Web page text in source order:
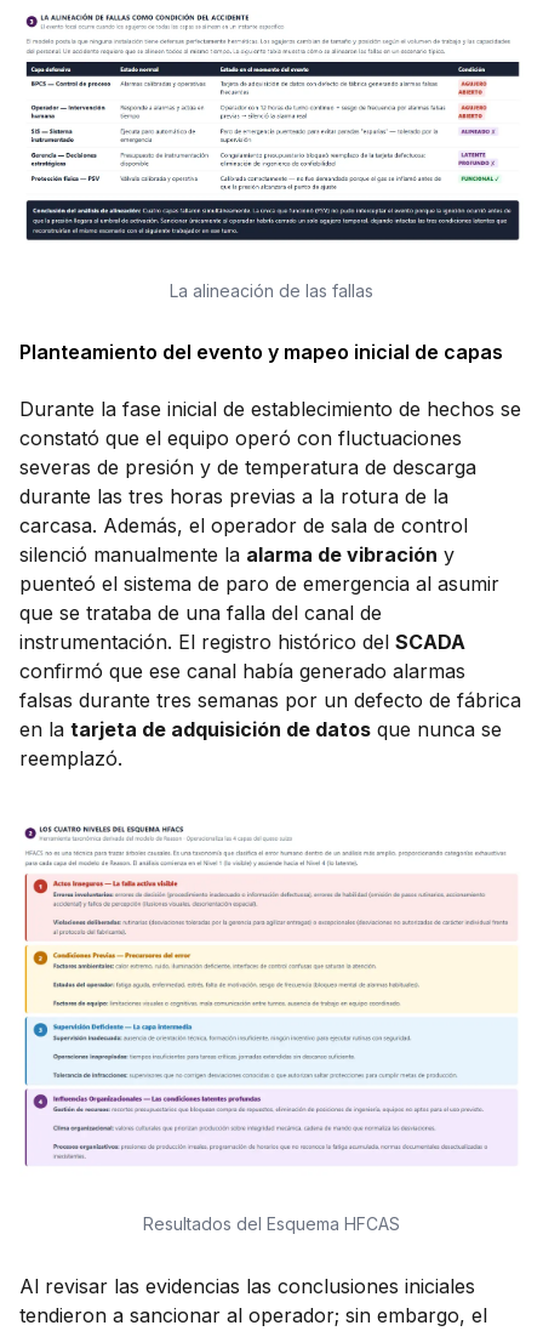
La alineación de las fallas
Planteamiento del evento y mapeo inicial de capas
Durante la fase inicial de establecimiento de hechos se
constató que el equipo operó con fluctuaciones
severas de presión y de temperatura de descarga
durante las tres horas previas a la rotura de la
carcasa. Además, el operador de sala de control
silenció manualmente la alarma de vibración y
puenteó el sistema de paro de emergencia al asumir
que se trataba de una falla del canal de
instrumentación. El registro histórico del SCADA
confirmó que ese canal había generado alarmas
falsas durante tres semanas por un defecto de fábrica
en la tarjeta de adquisición de datos que nunca se
reemplazó.
Resultados del Esquema HFCAS
Al revisar las evidencias las conclusiones iniciales
tendieron a sancionar al operador; sin embargo, el